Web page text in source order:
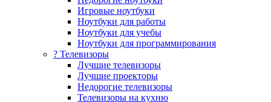
Игровые ноутбуки
Ноутбуки для работы
Ноутбуки для учебы
Ноутбуки для программирования
? Телевизоры
Лучшие телевизоры
Лучшие проекторы
Недорогие телевизоры
Телевизоры на кухню